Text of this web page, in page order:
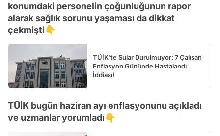
konumdaki personelin çoğunluğunun rapor
alarak sağlık sorunu yaşaması da dikkat
çekmişti👇
TÜİK'te Sular Durulmuyor: 7 Çalışan
Enflasyon Gününde Hastalandı
İddiası!
TÜİK bugün haziran ayı enflasyonunu açıkladı
ve uzmanlar yorumladı👇